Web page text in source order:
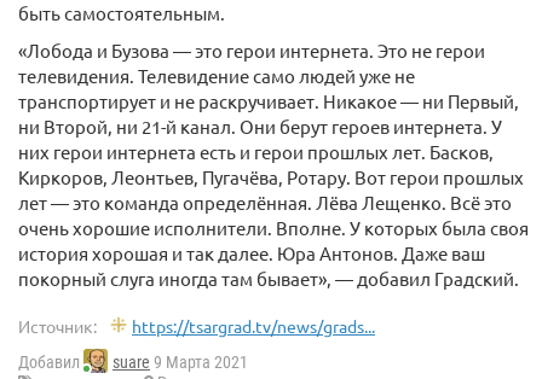
быть самостоятельным.
«Лобода и Бузова — это герои интернета. Это не герои
телевидения. Телевидение само людей уже не
транспортирует и не раскручивает. Никакое — ни Первый,
ни Второй, ни 21-й канал. Они берут героев интернета. У
них герои интернета есть и герои прошлых лет. Басков,
Киркоров, Леонтьев, Пугачёва, Ротару. Вот герои прошлых
лет — это команда определённая. Лёва Лещенко. Всё это
очень хорошие исполнители. Вполне. У которых была своя
история хорошая и так далее. Юра Антонов. Даже ваш
покорный слуга иногда там бывает», — добавил Градский.
Источник: https://tsargrad.tv/news/grads...
Добавил suare 9 Марта 2021